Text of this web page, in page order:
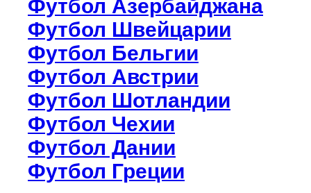
Футбол Азербайджана
Футбол Швейцарии
Футбол Бельгии
Футбол Австрии
Футбол Шотландии
Футбол Чехии
Футбол Дании
Футбол Греции